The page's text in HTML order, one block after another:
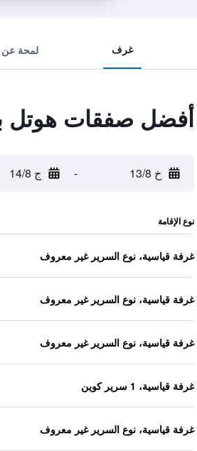
غرف لمحة عن
أفضل صفقات هوتل
خ 13/8 - ج 14/8
نوع الإقامة
غرفة قياسية، نوع السرير غير معروف
غرفة قياسية، نوع السرير غير معروف
غرفة قياسية، نوع السرير غير معروف
غرفة قياسية، 1 سرير كوين
غرفة قياسية، نوع السرير غير معروف